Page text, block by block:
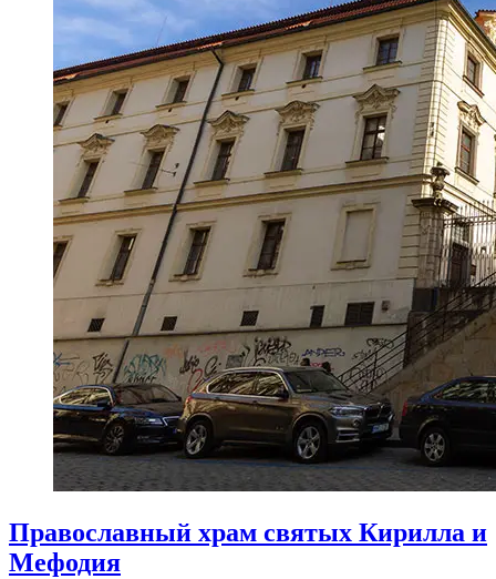
Православный храм святых Кирилла и
Мефодия